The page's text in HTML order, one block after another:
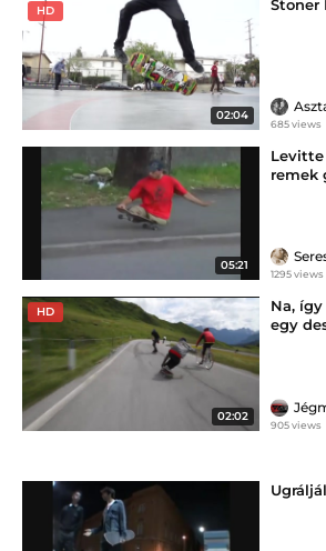
HD
02:04
Stoner
685 views
05:21
Levitte
remek
1295 views
HD
02:02
Na,
egy
905 views